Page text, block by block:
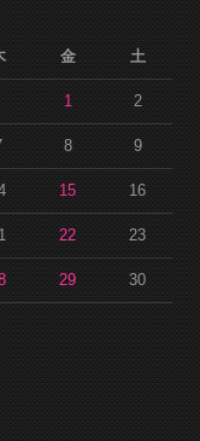
金 土
1 2
8 9
15 16
22 23
29 30